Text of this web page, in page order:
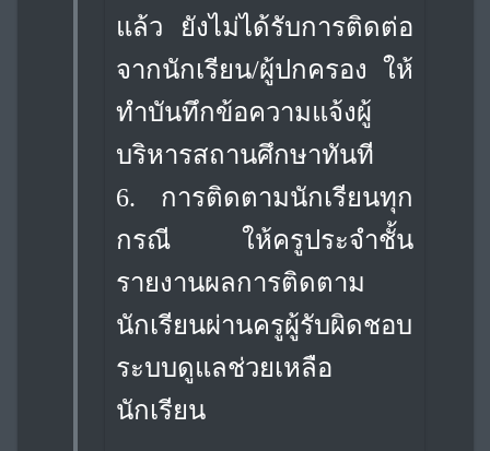
แล้ว ยังไม่ได้รับการติดต่อ
จากนักเรียน/ผู้ปกครอง ให้
ทำบันทึกข้อความแจ้งผู้
บริหารสถานศึกษาทันที
6.
การติดตามนักเรียนทุก
กรณี ให้ครูประจำชั้น
รายงานผลการติดตาม
นักเรียนผ่านครูผู้รับผิดชอบ
ระบบดูแลช่วยเหลือ
นักเรียน